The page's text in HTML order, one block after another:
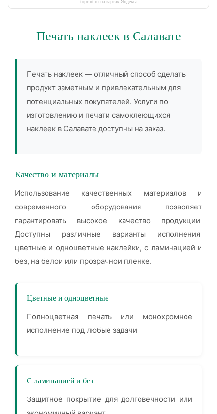
toprint.ru на картах Яндекса
Печать наклеек в Салавате
Печать наклеек — отличный способ сделать
продукт заметным и привлекательным для
потенциальных покупателей. Услуги по
изготовлению и печати самоклеющихся
наклеек в Салавате доступны на заказ.
Качество и материалы
Использование качественных материалов и
современного оборудования позволяет
гарантировать высокое качество продукции.
Доступны различные варианты исполнения:
цветные и одноцветные наклейки, с ламинацией и
без, на белой или прозрачной пленке.
Цветные и одноцветные
Полноцветная печать или монохромное
исполнение под любые задачи
С ламинацией и без
Защитное покрытие для долговечности или